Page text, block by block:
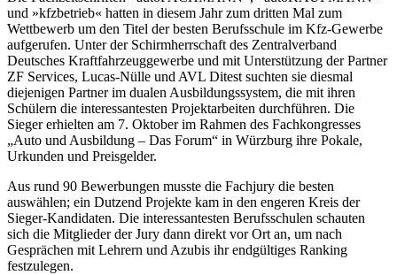
und »kfz­betrieb« hatten in diesem Jahr zum dritten Mal zum
Wettbewerb um den Titel der besten Berufsschule im Kfz-Gewerbe
aufgerufen. Unter der Schirmherrschaft des Zentralverband
Deutsches Kraftfahrzeuggewerbe und mit Unterstützung der Partner
ZF Services, Lucas-Nülle und AVL Ditest suchten sie diesmal
diejenigen Partner im dualen Ausbildungssystem, die mit ihren
Schülern die interessantesten Projektarbeiten durchführen. Die
Sieger erhielten am 7. Oktober im Rahmen des Fachkongresses
„Auto und Ausbildung – Das Forum“ in Würzburg ihre Pokale,
Urkunden und Preisgelder.
Aus rund 90 Bewerbungen musste die Fachjury die besten
auswählen; ein Dutzend Projekte kam in den engeren Kreis der
Sieger-Kandidaten. Die interessantesten Berufsschulen schauten
sich die Mitglieder der Jury dann direkt vor Ort an, um nach
Gesprächen mit Lehrern und Azubis ihr endgültiges Ranking
festzulegen.